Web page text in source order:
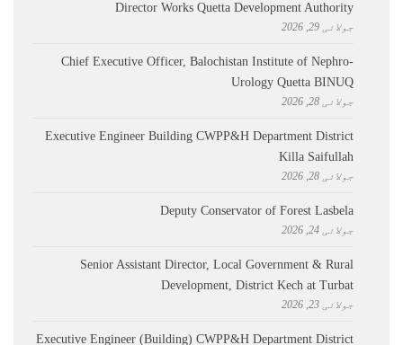
Director Works Quetta Development Authority
جولائی 29, 2026
Chief Executive Officer, Balochistan Institute of Nephro-
Urology Quetta BINUQ
جولائی 28, 2026
Executive Engineer Building CWPP&H Department District
Killa Saifullah
جولائی 28, 2026
Deputy Conservator of Forest Lasbela
جولائی 24, 2026
Senior Assistant Director, Local Government & Rural
Development, District Kech at Turbat
جولائی 23, 2026
Executive Engineer (Building) CWPP&H Department District